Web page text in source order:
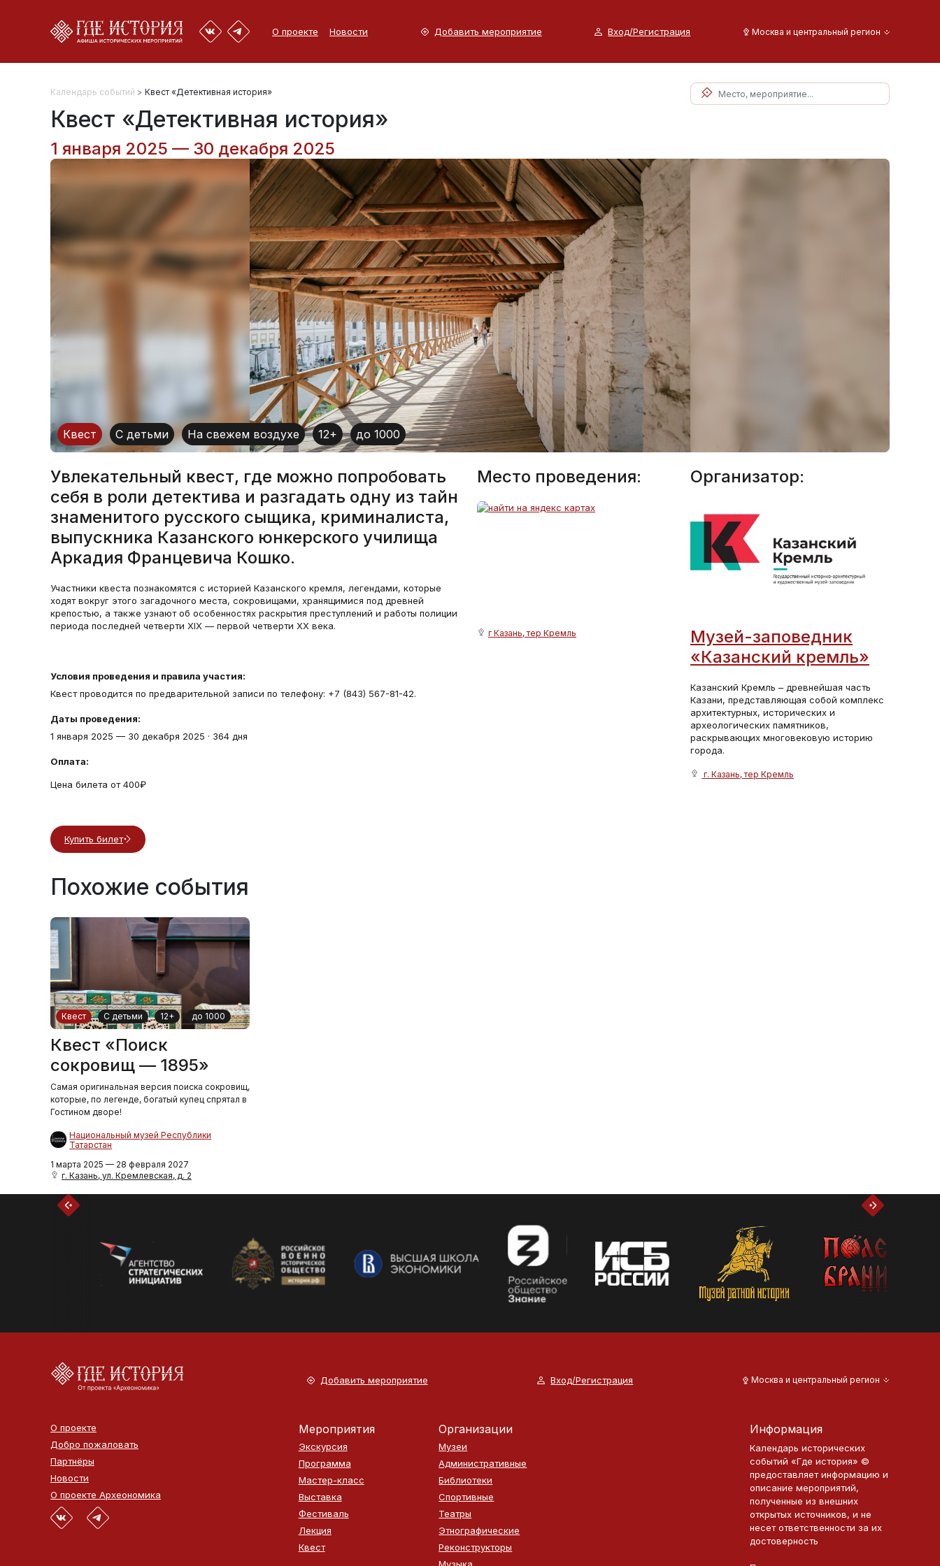
О проекте Новости Добавить мероприятие Вход/Регистрация Москва и центральный регион
Календарь событий > Квест «Детективная история»
Квест «Детективная история»
1 января 2025 — 30 декабря 2025
Квест С детьми На свежем воздухе 12+ до 1000
Увлекательный квест, где можно попробовать
себя в роли детектива и разгадать одну из тайн
знаменитого русского сыщика, криминалиста,
выпускника Казанского юнкерского училища
Аркадия Францевича Кошко.
Участники квеста познакомятся с историей Казанского кремля, легендами, которые
ходят вокруг этого загадочного места, сокровищами, хранящимися под древней
крепостью, а также узнают об особенностях раскрытия преступлений и работы полиции
периода последней четверти XIX — первой четверти XX века.
Условия проведения и правила участия:
Квест проводится по предварительной записи по телефону: +7 (843) 567-81-42.
Даты проведения:
1 января 2025 — 30 декабря 2025 · 364 дня
Оплата:
Цена билета от 400₽
Купить билет
Место проведения:
г Казань, тер Кремль
Организатор:
Музей-заповедник
«Казанский кремль»
Казанский Кремль – древнейшая часть
Казани, представляющая собой комплекс
архитектурных, исторических и
археологических памятников,
раскрывающих многовековую историю
города.
г. Казань, тер Кремль
Похожие события
Квест С детьми 12+ до 1000
Квест «Поиск
сокровищ — 1895»
Самая оригинальная версия поиска сокровищ,
которые, по легенде, богатый купец спрятал в
Гостином дворе!
Национальный музей Республики
Татарстан
1 марта 2025 — 28 февраля 2027
г. Казань, ул. Кремлевская, д. 2
Добавить мероприятие Вход/Регистрация Москва и центральный регион
О проекте
Добро пожаловать
Партнёры
Новости
О проекте Археономика
Мероприятия
Экскурсия
Программа
Мастер-класс
Выставка
Фестиваль
Лекция
Квест
Организации
Музеи
Административные
Библиотеки
Спортивные
Театры
Этнографические
Реконструкторы
Информация
Календарь исторических
событий «Где история» ©
предоставляет информацию и
описание мероприятий,
полученные из внешних
открытых источников, и не
несет ответственности за их
достоверность